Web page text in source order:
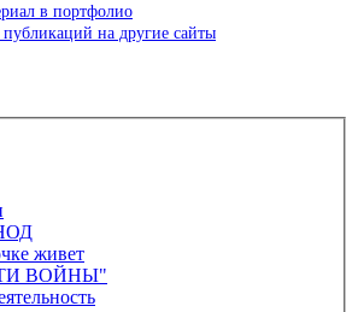
в портфолио
на другие сайты
живет
ВОЙНЫ"